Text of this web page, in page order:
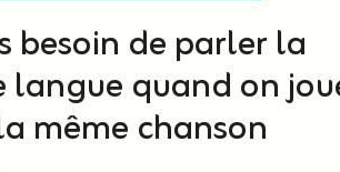
besoin de parler la
langue quand on
même chanson